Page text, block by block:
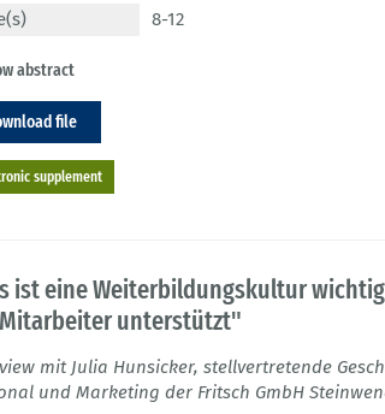
8-12
abstract
file
supplement
ist eine Weiterbildungskultur
unterstützt"
mit Julia Hunsicker, stellvertretende
und Marketing der Fritsch GmbH